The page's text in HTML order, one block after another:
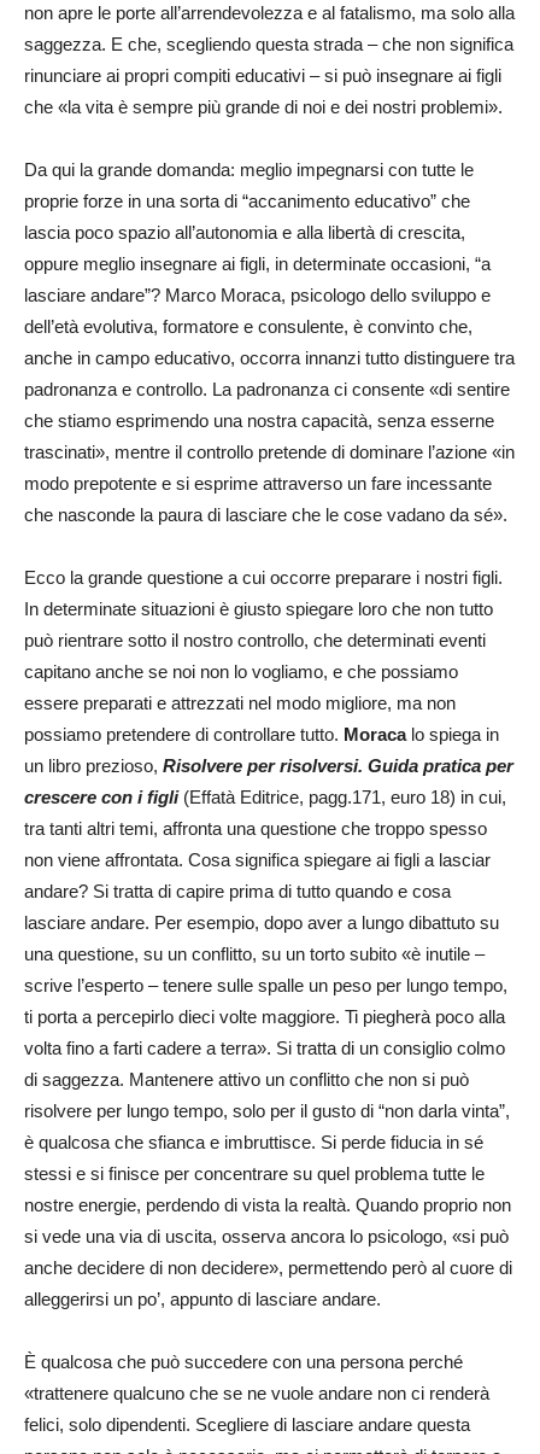
non apre le porte all’arrendevolezza e al fatalismo, ma solo alla
saggezza. E che, scegliendo questa strada – che non significa
rinunciare ai propri compiti educativi – si può insegnare ai figli
che «la vita è sempre più grande di noi e dei nostri problemi».
Da qui la grande domanda: meglio impegnarsi con tutte le
proprie forze in una sorta di “accanimento educativo” che
lascia poco spazio all’autonomia e alla libertà di crescita,
oppure meglio insegnare ai figli, in determinate occasioni, “a
lasciare andare”? Marco Moraca, psicologo dello sviluppo e
dell’età evolutiva, formatore e consulente, è convinto che,
anche in campo educativo, occorra innanzi tutto distinguere tra
padronanza e controllo. La padronanza ci consente «di sentire
che stiamo esprimendo una nostra capacità, senza esserne
trascinati», mentre il controllo pretende di dominare l’azione «in
modo prepotente e si esprime attraverso un fare incessante
che nasconde la paura di lasciare che le cose vadano da sé».
Ecco la grande questione a cui occorre preparare i nostri figli.
In determinate situazioni è giusto spiegare loro che non tutto
può rientrare sotto il nostro controllo, che determinati eventi
capitano anche se noi non lo vogliamo, e che possiamo
essere preparati e attrezzati nel modo migliore, ma non
possiamo pretendere di controllare tutto. Moraca lo spiega in
un libro prezioso, Risolvere per risolversi. Guida pratica per
crescere con i figli(Effatà Editrice, pagg.171, euro 18) in cui,
tra tanti altri temi, affronta una questione che troppo spesso
non viene affrontata. Cosa significa spiegare ai figli a lasciar
andare? Si tratta di capire prima di tutto quando e cosa
lasciare andare. Per esempio, dopo aver a lungo dibattuto su
una questione, su un conflitto, su un torto subito «è inutile –
scrive l’esperto – tenere sulle spalle un peso per lungo tempo,
ti porta a percepirlo dieci volte maggiore. Ti piegherà poco alla
volta fino a farti cadere a terra». Si tratta di un consiglio colmo
di saggezza. Mantenere attivo un conflitto che non si può
risolvere per lungo tempo, solo per il gusto di “non darla vinta”,
è qualcosa che sfianca e imbruttisce. Si perde fiducia in sé
stessi e si finisce per concentrare su quel problema tutte le
nostre energie, perdendo di vista la realtà. Quando proprio non
si vede una via di uscita, osserva ancora lo psicologo, «si può
anche decidere di non decidere», permettendo però al cuore di
alleggerirsi un po’, appunto di lasciare andare.
È qualcosa che può succedere con una persona perché
«trattenere qualcuno che se ne vuole andare non ci renderà
felici, solo dipendenti. Scegliere di lasciare andare questa